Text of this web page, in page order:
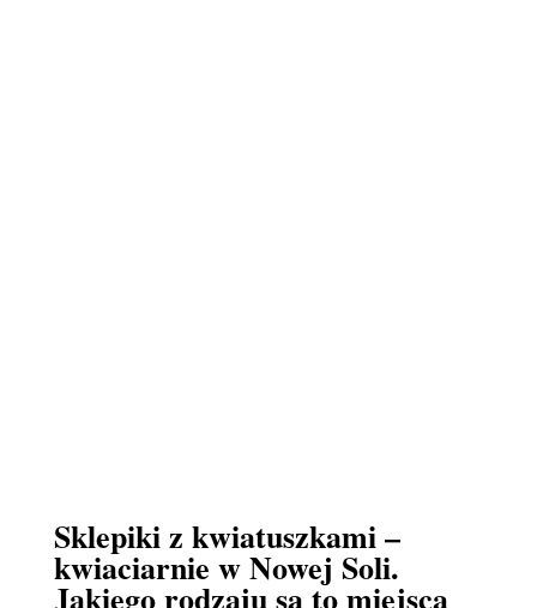
Sklepiki z kwiatuszkami –
kwiaciarnie w Nowej Soli.
Jakiego rodzaju są to miejsca